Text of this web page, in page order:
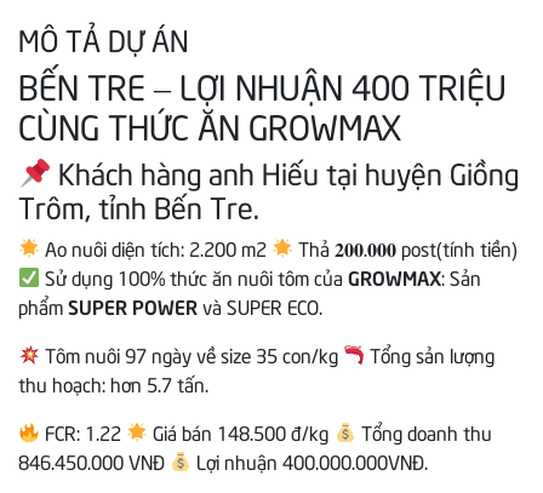
MÔ TẢ DỰ ÁN
BẾN TRE – LỢI NHUẬN 400 TRIỆU
CÙNG THỨC ĂN GROWMAX
Khách hàng anh Hiếu tại huyện Giồng
Trôm, tỉnh Bến Tre.
Ao nuôi diện tích: 2.200 m2
Thả 𝟐𝟎𝟎.𝟎𝟎𝟎 post(tính tiền)
Sử dụng 100% thức ăn nuôi tôm củaGROWMAX: Sản
phẩmSUPER POWERvà SUPER ECO.
Tôm nuôi 97 ngày về size 35 con/kg
Tổng sản lượng
thu hoạch: hơn 5.7 tấn.
FCR: 1.22
Giá bán 148.500 đ/kg
Tổng doanh thu
846.450.000 VNĐ
Lợi nhuận 400.000.000VNĐ.